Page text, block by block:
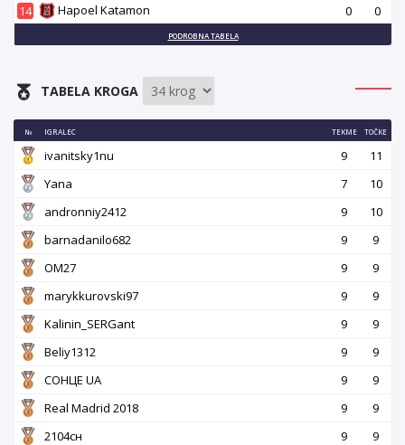
14
Hapoel Katamon 0 0
PODROBNA TABELA
TABELA KROGA
№ IGRALEC TEKME TOČKE
ivanitsky1nu 9
11
Yana
7
10
andronniy2412
9
10
barnadanilo682
9
9
OM27
9
9
marykkurovski97
9
9
Kalinin_SERGant
9
9
Beliy1312
9
9
СОНЦЕ UA
9
9
Real Madrid 2018
9
9
2104сн
9
9